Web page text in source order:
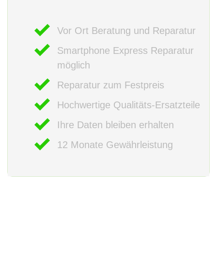
Vor Ort Beratung und Reparatur
Smartphone Express Reparatur
möglich
Reparatur zum Festpreis
Hochwertige Qualitäts-Ersatzteile
Ihre Daten bleiben erhalten
12 Monate Gewährleistung